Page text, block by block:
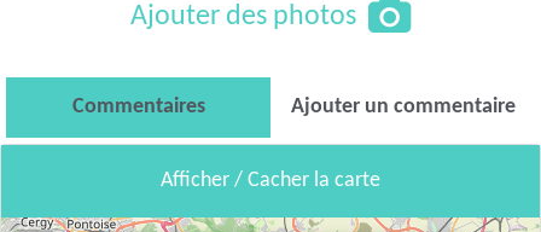
Ajouter des photos
Commentaires Ajouter un commentaire
Afficher / Cacher la carte